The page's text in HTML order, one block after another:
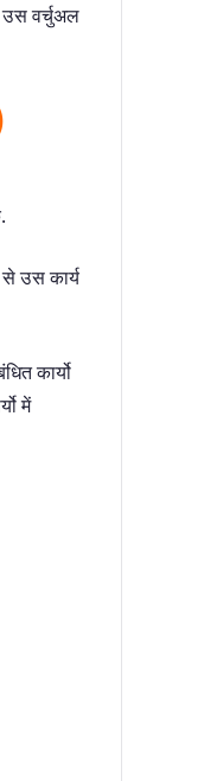
वर्चुअल
उस कार्य
कार्यो
में